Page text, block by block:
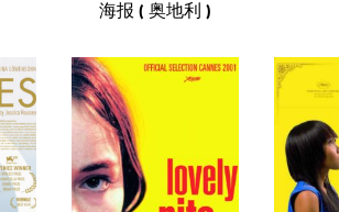
海报 ( 奥地利 )